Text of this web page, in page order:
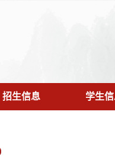
招生信息 学生